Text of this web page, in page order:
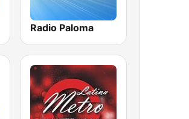
Radio Paloma